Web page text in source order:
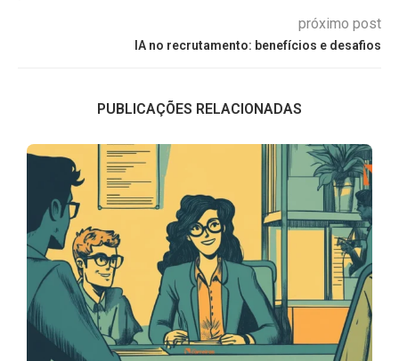
próximo post
IA no recrutamento: benefícios e desafios
PUBLICAÇÕES RELACIONADAS